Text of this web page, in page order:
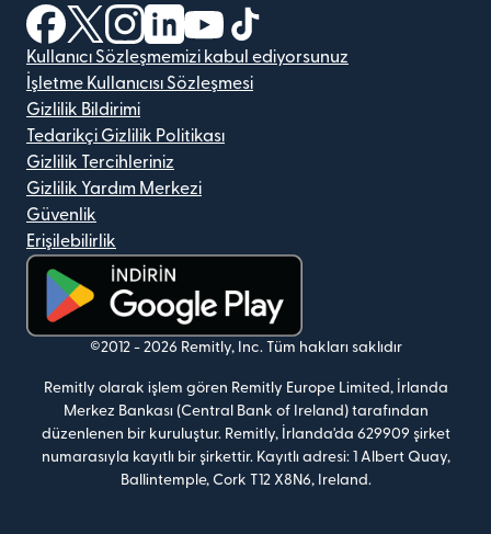
(yeni pencerede açılır)
(yeni pencerede açılır)
(yeni pencerede açılır)
(yeni pencerede açılır)
(yeni pencerede açılır)
Kullanıcı Sözleşmemizi kabul ediyorsunuz
İşletme Kullanıcısı Sözleşmesi
Gizlilik Bildirimi
Tedarikçi Gizlilik Politikası
Gizlilik Tercihleriniz
Gizlilik Yardım Merkezi
Güvenlik
Erişilebilirlik
(yeni pencerede açılır)
©2012 - 2026 Remitly, Inc. Tüm hakları saklıdır
Remitly olarak işlem gören Remitly Europe Limited, İrlanda
Merkez Bankası (Central Bank of Ireland) tarafından
düzenlenen bir kuruluştur. Remitly, İrlanda'da 629909 şirket
numarasıyla kayıtlı bir şirkettir. Kayıtlı adresi: 1 Albert Quay,
Ballintemple, Cork T12 X8N6, Ireland.